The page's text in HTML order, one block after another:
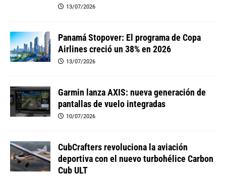
13/07/2026
Panamá Stopover: El programa de Copa
Airlines creció un 38% en 2026
13/07/2026
Garmin lanza AXIS: nueva generación de
pantallas de vuelo integradas
10/07/2026
CubCrafters revoluciona la aviación
deportiva con el nuevo turbohélice Carbon
Cub ULT